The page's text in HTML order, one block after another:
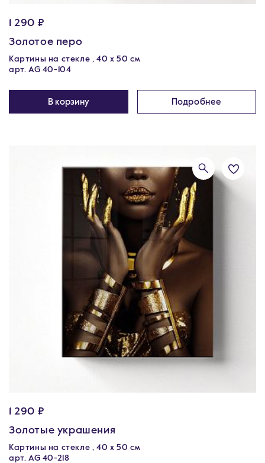
1 290 ₽
Золотое перо
Картины на стекле , 40 х 50 см
арт. AG 40-104
В корзину Подробнее
1 290 ₽
Золотые украшения
Картины на стекле , 40 х 50 см
арт. AG 40-218